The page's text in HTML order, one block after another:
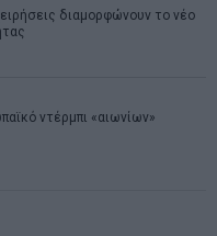
διαμορφώνουν το νέο
ντέρμπι «αιωνίων»